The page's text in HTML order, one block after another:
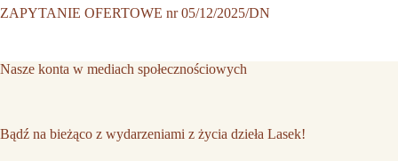
ZAPYTANIE OFERTOWE nr 05/12/2025/DN
Nasze konta w mediach społecznościowych
Bądź na bieżąco z wydarzeniami z życia dzieła Lasek!